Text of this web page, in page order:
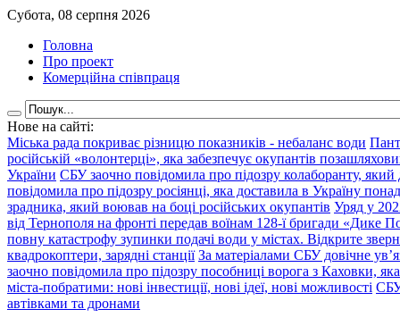
Субота, 08 серпня 2026
Головна
Про проект
Комерційна співпраця
Нове на сайті:
Міська рада покриває різницю показників - небаланс води
російській «волонтерці», яка забезпечує окупантів
України СБУ заочно повідомила про підозру колаборанту,
повідомила про підозру росіянці, яка доставила в Україну
зрадника, який воював на боці російських окупантів Уряд у
від Тернополя на фронті передав воїнам 128-ї бригади «Дике
повну катастрофу зупинки подачі води у містах. Відкрите
квадрокоптери, зарядні станції За матеріалами СБУ довічне
заочно повідомила про підозру пособниці ворога з Каховки,
міста-побратими: нові інвестиції, нові ідеї, нові можливості СБУ
автівками та дронами